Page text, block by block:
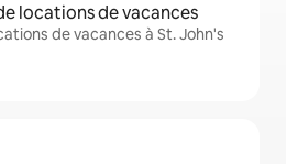
locations de vacances
de vacances à St. John's